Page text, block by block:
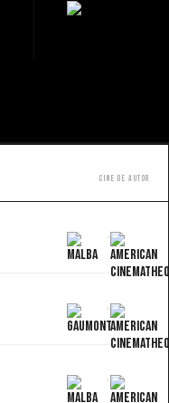
Cine de autor
×
×
×